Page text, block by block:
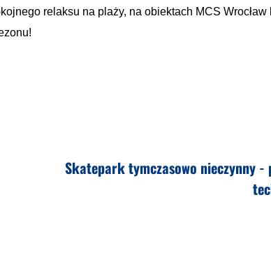
relaksu na plaży, na obiektach MCS
Skatepark tymczasowo nieczynny -